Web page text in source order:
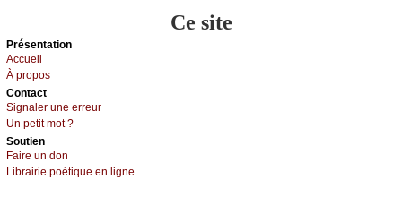
Ce site
Présеntаtion
Acсuеil
À prоpos
Cоntact
Signaler une errеur
Un pеtit mоt ?
Sоutien
Fаirе un dоn
Librairiе pоétique en lignе